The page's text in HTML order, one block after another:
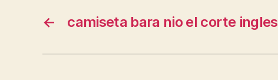
← camiseta bara nio el corte ingles